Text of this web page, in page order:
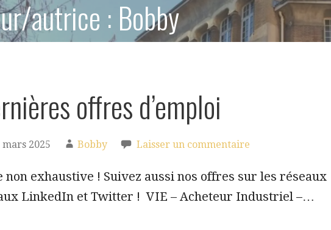
autrice : Bobby
offres d’emploi
mars 2025 Bobby Laisser un commentaire
non exhaustive ! Suivez aussi nos offres sur les réseaux
LinkedIn et Twitter ! VIE – Acheteur Industriel –…